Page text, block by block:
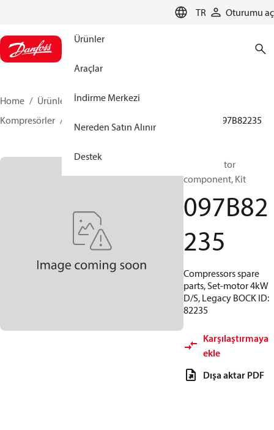
TR Oturumu aç
Ürünler
Araçlar
İndirme Merkezi
Nereden Satın Alınır
Destek
Home Ürünler
İklimlendirme Çözümleri - ısıtma
Kompresörler
097B82235
BOCK, Motor
component, Kit
097B82
235
Compressors spare
parts, Set-motor 4kW
D/S, Legacy BOCK ID:
82235
Karşılaştırmaya
ekle
Dışa aktar PDF